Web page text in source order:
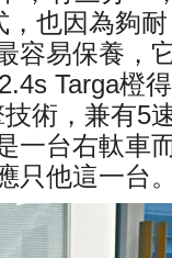
也因為夠
容易保養，
Targa橙
術，兼有5
一台右軚車
只他這一台